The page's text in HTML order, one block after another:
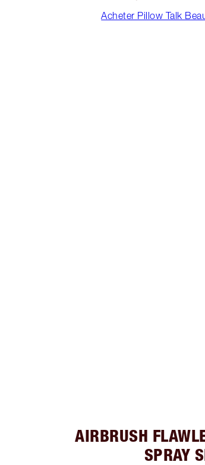
Acheter Pillow Talk
AIRBRUSH
SPRAY